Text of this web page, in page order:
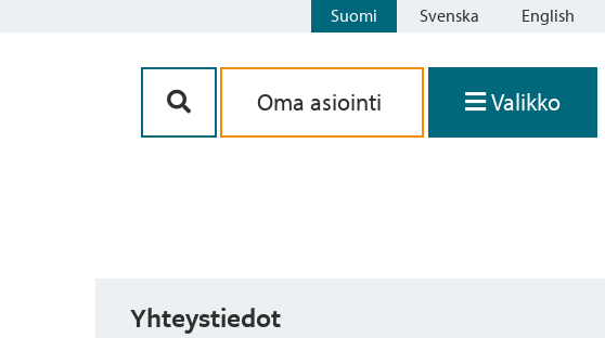
Suomi Svenska English
Oma asiointi Valikko
Yhteystiedot